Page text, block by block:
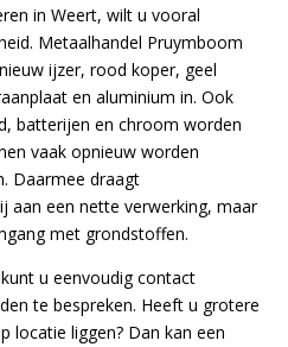
in Weert, wilt u vooral
Metaalhandel Pruymboom
ijzer, rood koper, geel
en aluminium in. Ook
batterijen en chroom worden
vaak opnieuw worden
Daarmee draagt
aan een nette verwerking, maar
met grondstoffen.
u eenvoudig contact
te bespreken. Heeft u grotere
locatie liggen? Dan kan een